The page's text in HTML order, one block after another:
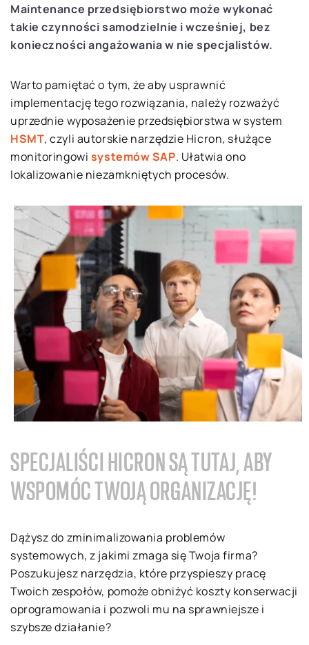
Maintenance przedsiębiorstwo może wykonać
takie czynności samodzielnie i wcześniej, bez
konieczności angażowania w nie specjalistów.
Warto pamiętać o tym, że aby usprawnić
implementację tego rozwiązania, należy rozważyć
uprzednie wyposażenie przedsiębiorstwa w system
HSMT, czyli autorskie narzędzie Hicron, służące
monitoringowi systemów SAP. Ułatwia ono
lokalizowanie niezamkniętych procesów.
SPECJALIŚCI HICRON SĄ TUTAJ, ABY
WSPOMÓC TWOJĄ ORGANIZACJĘ!
Dążysz do zminimalizowania problemów
systemowych, z jakimi zmaga się Twoja firma?
Poszukujesz narzędzia, które przyspieszy pracę
Twoich zespołów, pomoże obniżyć koszty konserwacji
oprogramowania i pozwoli mu na sprawniejsze i
szybsze działanie?